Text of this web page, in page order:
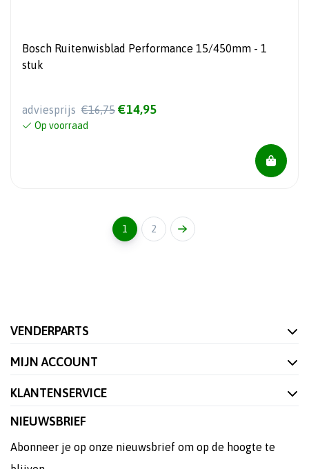
Bosch Ruitenwisblad Performance 15/450mm - 1
stuk
adviesprijs €16,75 €14,95
Op voorraad
1 2
VENDERPARTS
MIJN ACCOUNT
KLANTENSERVICE
NIEUWSBRIEF
Abonneer je op onze nieuwsbrief om op de hoogte te